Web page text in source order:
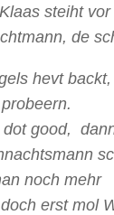
steiht vor
de
hevt backt,
dot good,
noch mehr
erst mol